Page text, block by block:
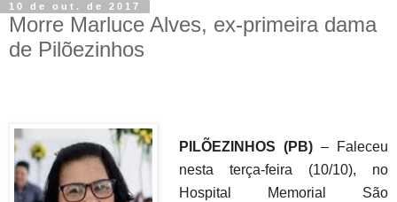
10 de out. de 2017
Morre Marluce Alves, ex-primeira dama
de Pilõezinhos
PILÕEZINHOS (PB) – Faleceu
nesta terça-feira (10/10), no
Hospital Memorial São